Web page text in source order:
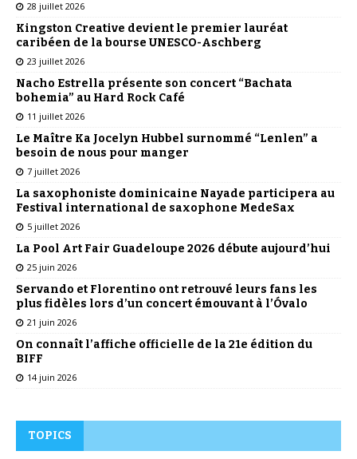
28 juillet 2026
Kingston Creative devient le premier lauréat
caribéen de la bourse UNESCO-Aschberg
23 juillet 2026
Nacho Estrella présente son concert “Bachata
bohemia” au Hard Rock Café
11 juillet 2026
Le Maître Ka Jocelyn Hubbel surnommé “Lenlen” a
besoin de nous pour manger
7 juillet 2026
La saxophoniste dominicaine Nayade participera au
Festival international de saxophone MedeSax
5 juillet 2026
La Pool Art Fair Guadeloupe 2026 débute aujourd’hui
25 juin 2026
Servando et Florentino ont retrouvé leurs fans les
plus fidèles lors d’un concert émouvant à l’Óvalo
21 juin 2026
On connaît l’affiche officielle de la 21e édition du
BIFF
14 juin 2026
TOPICS